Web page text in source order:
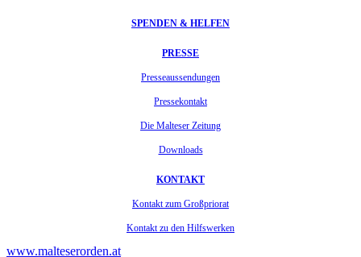
SPENDEN & HELFEN
PRESSE
Presseaussendungen
Pressekontakt
Die Malteser Zeitung
Downloads
KONTAKT
Kontakt zum Großpriorat
Kontakt zu den Hilfswerken
www.malteserorden.at